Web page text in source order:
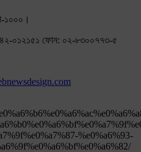
১০০০।
০১২১৫১ ফোন: ০২-৮৩০০৭৭৩-৫
%e0%a6%93-